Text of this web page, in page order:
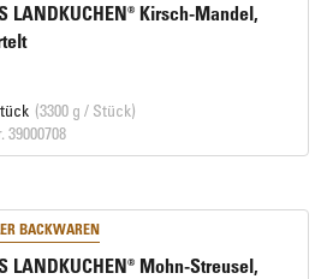
LANDKUCHEN® Kirsch-Mandel,
(3300 g / Stück)
BACKWAREN
LANDKUCHEN® Mohn-Streusel,